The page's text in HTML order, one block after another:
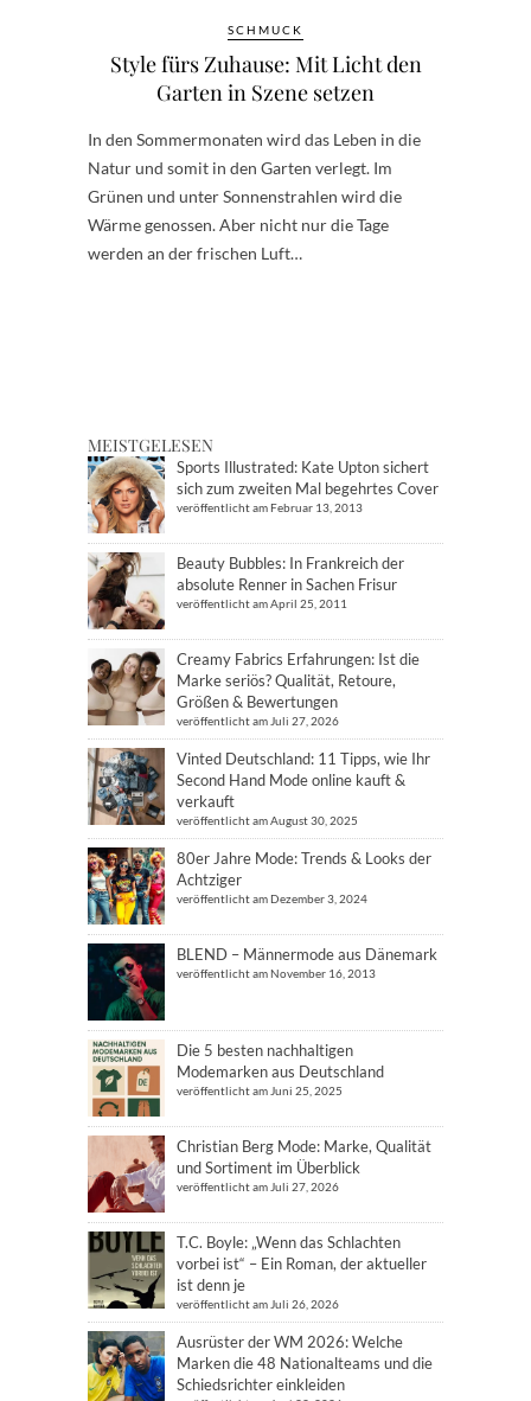
SCHMUCK
Style fürs Zuhause: Mit Licht den
Garten in Szene setzen
In den Sommermonaten wird das Leben in die
Natur und somit in den Garten verlegt. Im
Grünen und unter Sonnenstrahlen wird die
Wärme genossen. Aber nicht nur die Tage
werden an der frischen Luft…
MEISTGELESEN
Sports Illustrated: Kate Upton sichert
sich zum zweiten Mal begehrtes Cover
veröffentlicht am Februar 13, 2013
Beauty Bubbles: In Frankreich der
absolute Renner in Sachen Frisur
veröffentlicht am April 25, 2011
Creamy Fabrics Erfahrungen: Ist die
Marke seriös? Qualität, Retoure,
Größen & Bewertungen
veröffentlicht am Juli 27, 2026
Vinted Deutschland: 11 Tipps, wie Ihr
Second Hand Mode online kauft &
verkauft
veröffentlicht am August 30, 2025
80er Jahre Mode: Trends & Looks der
Achtziger
veröffentlicht am Dezember 3, 2024
BLEND – Männermode aus Dänemark
veröffentlicht am November 16, 2013
Die 5 besten nachhaltigen
Modemarken aus Deutschland
veröffentlicht am Juni 25, 2025
Christian Berg Mode: Marke, Qualität
und Sortiment im Überblick
veröffentlicht am Juli 27, 2026
T.C. Boyle: „Wenn das Schlachten
vorbei ist“ – Ein Roman, der aktueller
ist denn je
veröffentlicht am Juli 26, 2026
Ausrüster der WM 2026: Welche
Marken die 48 Nationalteams und die
Schiedsrichter einkleiden